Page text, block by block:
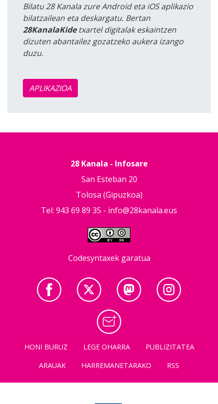
Bilatu 28 Kanala zure Android eta iOS aplikazio
bilatzailean eta deskargatu. Bertan
28KanalaKidetxartel digitalak eskaintzen
dizuten abantailez gozatzeko aukera izango
duzu.
APLIKAZIOA
28 Kanala - Infosare
San Esteban 20
Tolosa (Gipuzkoa)
Tel: 943 69 89 35 - info@28kanala.eus
Codesyntaxek garatua
HONI BURUZ LEGE OHARRA
PUBLIZITATEA
ARAUAK
HARREMANETARAKO RSS